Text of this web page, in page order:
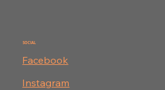
SOCIAL
Facebook
Instagram